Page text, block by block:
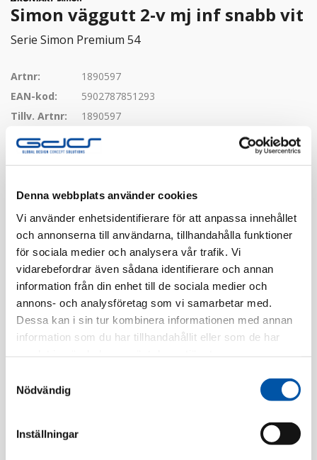
Denna webbplats använder cookies
Vi använder enhetsidentifierare för att anpassa innehållet
och annonserna till användarna, tillhandahålla funktioner
för sociala medier och analysera vår trafik. Vi
vidarebefordrar även sådana identifierare och annan
information från din enhet till de sociala medier och
annons- och analysföretag som vi samarbetar med.
Dessa kan i sin tur kombinera informationen med annan
information som du har tillhandahållit eller som de har
Nödvändig
Inställningar
Simon väggutt 2-v mj inf snabb vit
Serie Simon Premium 54
Artnr:
1890597
EAN-kod:
5902787851293
Tillv. Artnr:
1890597
Finns i lager
Registrera dig
Beskrivning
Specifikation
Relaterade produkter